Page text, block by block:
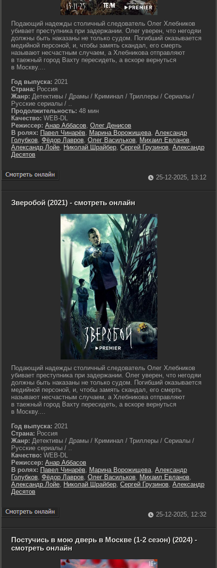
Подающий надежды столичный следователь Олег Хлебников
убивает преступника при задержании. Олег уверен, что негодяи
должны быть наказаны не только судом. Погибший оказывается
медийной персоной, и, чтобы замять скандал, его смерть
называют несчастным случаем, а Хлебникова отправляют
в таежный город Вахту пересидеть, а вскоре вернуться
в Москву....
Год выпуска: 2021
Страна: Россия
Жанр: Детективы / Драмы / Криминал / Триллеры / Сериалы /
Русские сериалы / ..
Продолжительность: 48 мин
Качество: WEB-DL
Режиссер: Анар Аббасов, Олег Денисов
В ролях: Павел Чинарёв, Марина Ворожищева, Александр
Голубков, Фёдор Лавров, Олег Васильков, Михаил Евланов,
Александр Лойе, Николай Шрайбер, Сергей Грузинов, Александр
Десятов
25-12-2025, 13:12
Зверобой (2021) - смотреть онлайн
Подающий надежды столичный следователь Олег Хлебников
убивает преступника при задержании. Олег уверен, что негодяи
должны быть наказаны не только судом. Погибший оказывается
медийной персоной, и, чтобы замять скандал, его смерть
называют несчастным случаем, а Хлебникова отправляют
в таежный город Вахту пересидеть, а вскоре вернуться
в Москву....
Год выпуска: 2021
Страна: Россия
Жанр: Детективы / Драмы / Криминал / Триллеры / Сериалы /
Русские сериалы / ..
Качество: WEB-DL
Режиссер: Анар Аббасов
В ролях: Павел Чинарёв, Марина Ворожищева, Александр
Голубков, Фёдор Лавров, Олег Васильков, Михаил Евланов,
Александр Лойе, Николай Шрайбер, Сергей Грузинов, Александр
Десятов
25-12-2025, 12:32
Постучись в мою дверь в Москве (1-2 сезон) (2024) -
смотреть онлайн